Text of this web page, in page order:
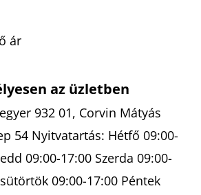
ár
az üzletben
932 01, Corvin Mátyás
54 Nyitvatartás: Hétfő 09:00-
09:00-17:00 Szerda 09:00-
09:00-17:00 Péntek